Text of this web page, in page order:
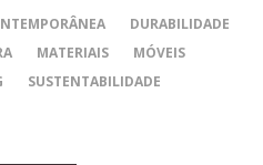
DURABILIDADE
MATERIAIS
MÓVEIS
SUSTENTABILIDADE